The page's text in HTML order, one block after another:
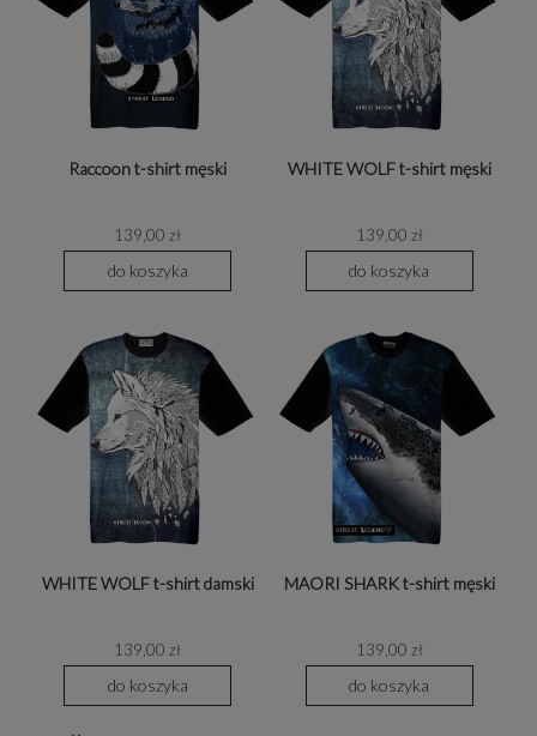
Raccoon t-shirt męski
139,00 zł
do koszyka
WHITE WOLF t-shirt męski
139,00 zł
do koszyka
WHITE WOLF t-shirt damski
139,00 zł
do koszyka
MAORI SHARK t-shirt męski
139,00 zł
do koszyka